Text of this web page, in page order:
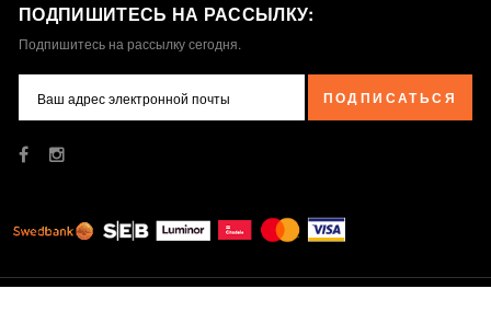
ПОДПИШИТЕСЬ НА РАССЫЛКУ:
Подпишитесь на рассылку сегодня.
ПОДПИСАТЬСЯ